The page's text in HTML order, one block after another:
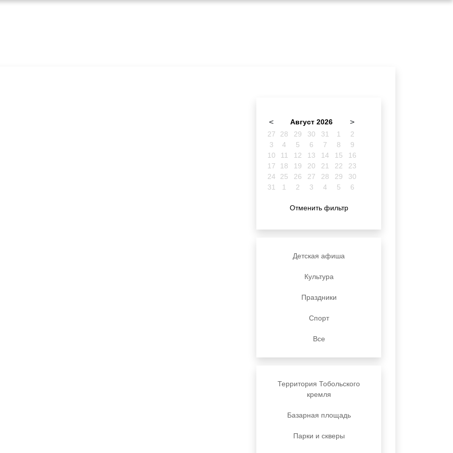
< Август 2026 >
27 28 29 30 31 1
2
3
4 5 6 7 8
9
10
11 12 13 14 15
16
17
18 19 20 21 22
23
24
25 26 27 28 29
30
31
1 2 3 4 5 6
Отменить фильтр
Детская афиша
Культура
Праздники
Спорт
Все
Территория Тобольского
кремля
Базарная площадь
Парки и скверы